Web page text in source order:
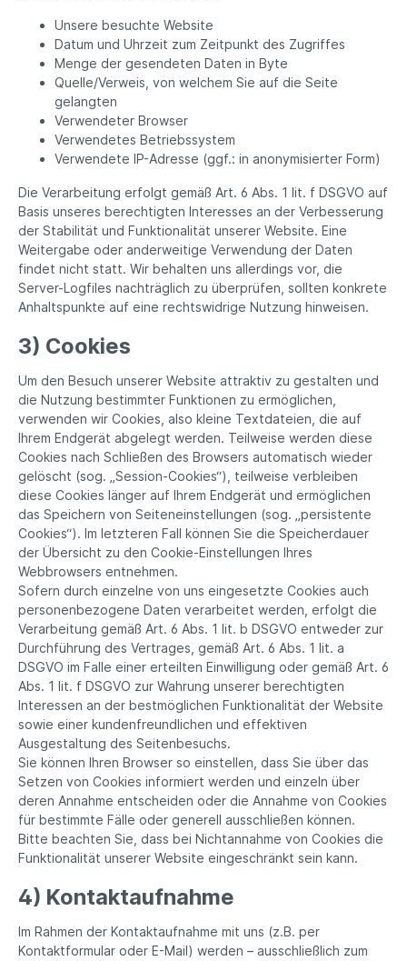
Unsere besuchte Website
Datum und Uhrzeit zum Zeitpunkt des Zugriffes
Menge der gesendeten Daten in Byte
Quelle/Verweis, von welchem Sie auf die Seite
gelangten
Verwendeter Browser
Verwendetes Betriebssystem
Verwendete IP-Adresse (ggf.: in anonymisierter Form)
Die Verarbeitung erfolgt gemäß Art. 6 Abs. 1 lit. f DSGVO auf
Basis unseres berechtigten Interesses an der Verbesserung
der Stabilität und Funktionalität unserer Website. Eine
Weitergabe oder anderweitige Verwendung der Daten
findet nicht statt. Wir behalten uns allerdings vor, die
Server-Logfiles nachträglich zu überprüfen, sollten konkrete
Anhaltspunkte auf eine rechtswidrige Nutzung hinweisen.
3) Cookies
Um den Besuch unserer Website attraktiv zu gestalten und
die Nutzung bestimmter Funktionen zu ermöglichen,
verwenden wir Cookies, also kleine Textdateien, die auf
Ihrem Endgerät abgelegt werden. Teilweise werden diese
Cookies nach Schließen des Browsers automatisch wieder
gelöscht (sog. „Session-Cookies“), teilweise verbleiben
diese Cookies länger auf Ihrem Endgerät und ermöglichen
das Speichern von Seiteneinstellungen (sog. „persistente
Cookies“). Im letzteren Fall können Sie die Speicherdauer
der Übersicht zu den Cookie-Einstellungen Ihres
Webbrowsers entnehmen.
Sofern durch einzelne von uns eingesetzte Cookies auch
personenbezogene Daten verarbeitet werden, erfolgt die
Verarbeitung gemäß Art. 6 Abs. 1 lit. b DSGVO entweder zur
Durchführung des Vertrages, gemäß Art. 6 Abs. 1 lit. a
DSGVO im Falle einer erteilten Einwilligung oder gemäß Art. 6
Abs. 1 lit. f DSGVO zur Wahrung unserer berechtigten
Interessen an der bestmöglichen Funktionalität der Website
sowie einer kundenfreundlichen und effektiven
Ausgestaltung des Seitenbesuchs.
Sie können Ihren Browser so einstellen, dass Sie über das
Setzen von Cookies informiert werden und einzeln über
deren Annahme entscheiden oder die Annahme von Cookies
für bestimmte Fälle oder generell ausschließen können.
Bitte beachten Sie, dass bei Nichtannahme von Cookies die
Funktionalität unserer Website eingeschränkt sein kann.
4) Kontaktaufnahme
Im Rahmen der Kontaktaufnahme mit uns (z.B. per
Kontaktformular oder E-Mail) werden – ausschließlich zum